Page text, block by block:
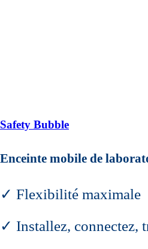
Safety Bubble
Enceinte mobile de
✓ Flexibilité maximale
✓ Installez, connectez,